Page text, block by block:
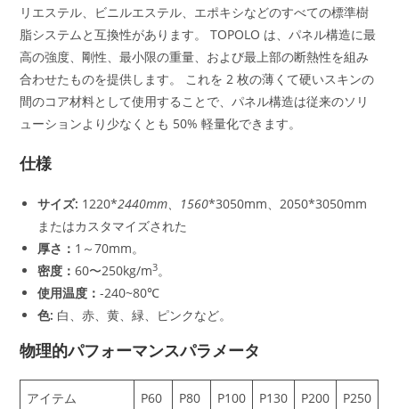
リエステル、ビニルエステル、エポキシなどのすべての標準樹
脂システムと互換性があります。 TOPOLO は、パネル構造に最
高の強度、剛性、最小限の重量、および最上部の断熱性を組み
合わせたものを提供します。 これを 2 枚の薄くて硬いスキンの
間のコア材料として使用することで、パネル構造は従来のソリ
ューションより少なくとも 50% 軽量化できます。
仕様
サイズ: 1220*2440mm、1560*3050mm、2050*3050mm
またはカスタマイズされた
厚さ： 1～70mm。
密度：60〜250kg/m3。
使用温度：-240~80℃
色: 白、赤、黄、緑、ピンクなど。
物理的パフォーマンスパラメータ
アイテム P60 P80 P100 P130 P200 P250